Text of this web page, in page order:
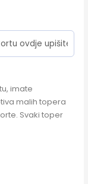
imate
malih topera
Svaki toper